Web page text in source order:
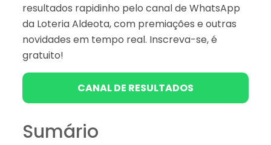
resultados rapidinho pelo canal de WhatsApp
da Loteria Aldeota, com premiações e outras
novidades em tempo real. Inscreva-se, é
gratuito!
CANAL DE RESULTADOS
Sumário